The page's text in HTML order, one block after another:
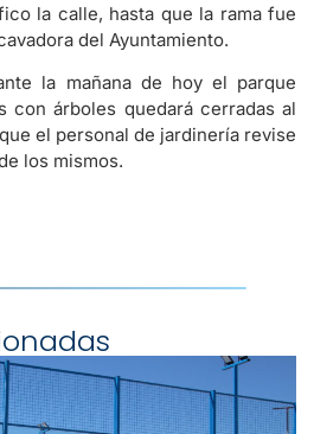
la calle, hasta que la rama fue
del Ayuntamiento.
la mañana de hoy el parque
con árboles quedará cerradas al
el personal de jardinería revise
los mismos.